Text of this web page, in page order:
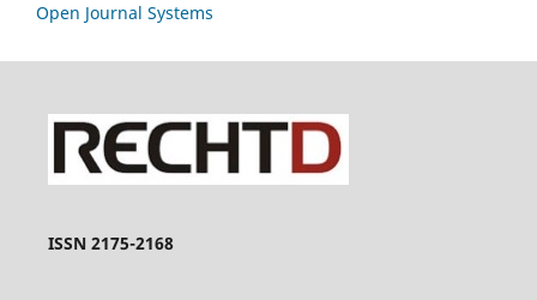
Open Journal Systems
ISSN 2175-2168